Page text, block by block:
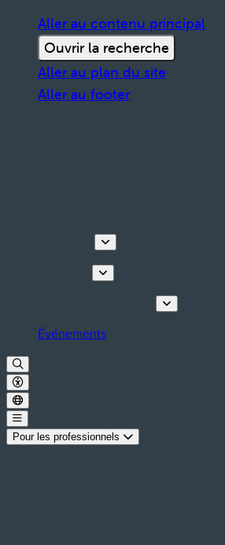
Aller au contenu principal
Ouvrir la recherche
Aller au plan du site
Aller au footer
Événements
Pour les professionnels